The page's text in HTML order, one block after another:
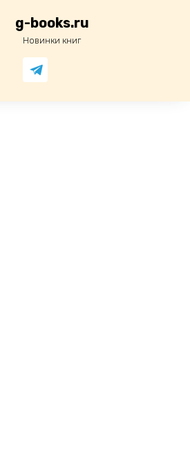
g-books.ru
Новинки книг